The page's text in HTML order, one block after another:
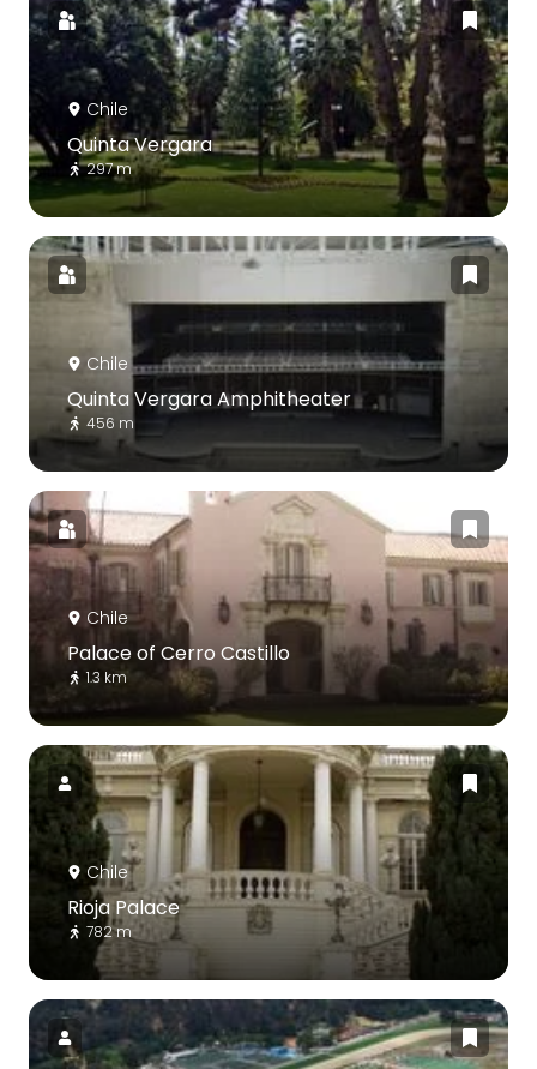
Chile
Quinta Vergara
297 m
Chile
Quinta Vergara Amphitheater
456 m
Chile
Palace of Cerro Castillo
1.3 km
Chile
Rioja Palace
782 m